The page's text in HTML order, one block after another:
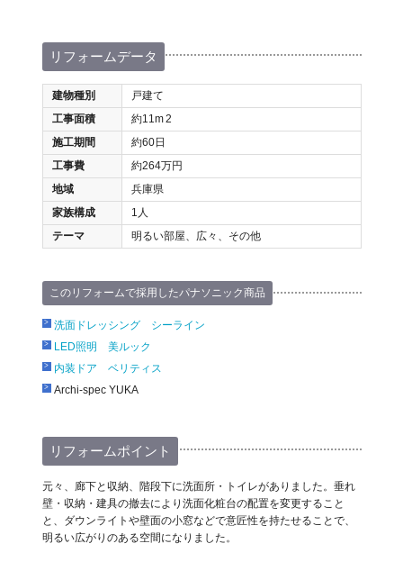
リフォームデータ
建物種別
戸建て
工事面積
約11m2
施工期間
約60日
工事費
約264万円
地域
兵庫県
家族構成
1人
テーマ
明るい部屋、広々、その他
このリフォームで採用したパナソニック商品
洗面ドレッシング シーライン
LED照明 美ルック
内装ドア ベリティス
Archi-spec YUKA
リフォームポイント
元々、廊下と収納、階段下に洗面所・トイレがありました。垂れ
壁・収納・建具の撤去により洗面化粧台の配置を変更すること
と、ダウンライトや壁面の小窓などで意匠性を持たせることで、
明るい広がりのある空間になりました。